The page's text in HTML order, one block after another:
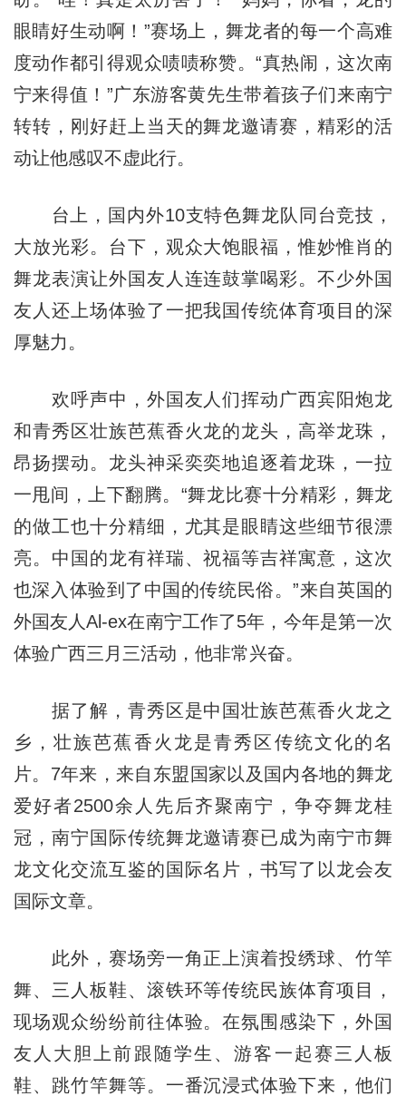
眼睛好生动啊！”赛场上，舞龙者的每一个高难
度动作都引得观众啧啧称赞。“真热闹，这次南
宁来得值！”广东游客黄先生带着孩子们来南宁
转转，刚好赶上当天的舞龙邀请赛，精彩的活
动让他感叹不虚此行。
台上，国内外10支特色舞龙队同台竞技，
大放光彩。台下，观众大饱眼福，惟妙惟肖的
舞龙表演让外国友人连连鼓掌喝彩。不少外国
友人还上场体验了一把我国传统体育项目的深
厚魅力。
欢呼声中，外国友人们挥动广西宾阳炮龙
和青秀区壮族芭蕉香火龙的龙头，高举龙珠，
昂扬摆动。龙头神采奕奕地追逐着龙珠，一拉
一甩间，上下翻腾。“舞龙比赛十分精彩，舞龙
的做工也十分精细，尤其是眼睛这些细节很漂
亮。中国的龙有祥瑞、祝福等吉祥寓意，这次
也深入体验到了中国的传统民俗。”来自英国的
外国友人Al-ex在南宁工作了5年，今年是第一次
体验广西三月三活动，他非常兴奋。
据了解，青秀区是中国壮族芭蕉香火龙之
乡，壮族芭蕉香火龙是青秀区传统文化的名
片。7年来，来自东盟国家以及国内各地的舞龙
爱好者2500余人先后齐聚南宁，争夺舞龙桂
冠，南宁国际传统舞龙邀请赛已成为南宁市舞
龙文化交流互鉴的国际名片，书写了以龙会友
国际文章。
此外，赛场旁一角正上演着投绣球、竹竿
舞、三人板鞋、滚铁环等传统民族体育项目，
现场观众纷纷前往体验。在氛围感染下，外国
友人大胆上前跟随学生、游客一起赛三人板
鞋、跳竹竿舞等。一番沉浸式体验下来，他们